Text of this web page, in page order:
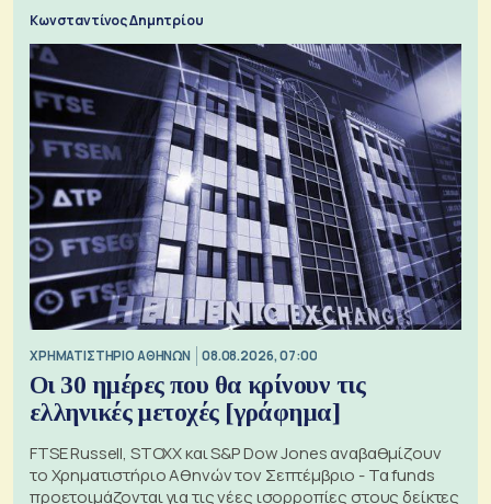
Κωνσταντίνος Δημητρίου
XΡΗΜΑΤΙΣΤΗΡΙΟ ΑΘΗΝΩΝ 08.08.2026, 07:00
Οι 30 ημέρες που θα κρίνουν τις
ελληνικές μετοχές [γράφημα]
FTSE Russell, STOXX και S&P Dow Jones αναβαθμίζουν
το Χρηματιστήριο Αθηνών τον Σεπτέμβριο - Τα funds
προετοιμάζονται για τις νέες ισορροπίες στους δείκτες